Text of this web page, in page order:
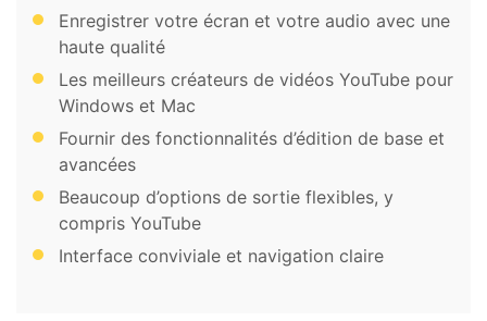
Enregistrer votre écran et votre audio avec une
haute qualité
Les meilleurs créateurs de vidéos YouTube pour
Windows et Mac
Fournir des fonctionnalités d’édition de base et
avancées
Beaucoup d’options de sortie flexibles, y
compris YouTube
Interface conviviale et navigation claire